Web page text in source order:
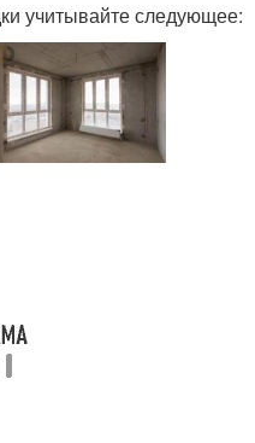
учитывайте следующее: